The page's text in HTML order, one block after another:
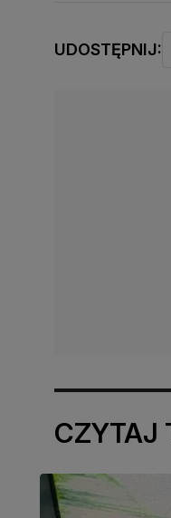
UDOSTĘPNIJ:
CZYTAJ